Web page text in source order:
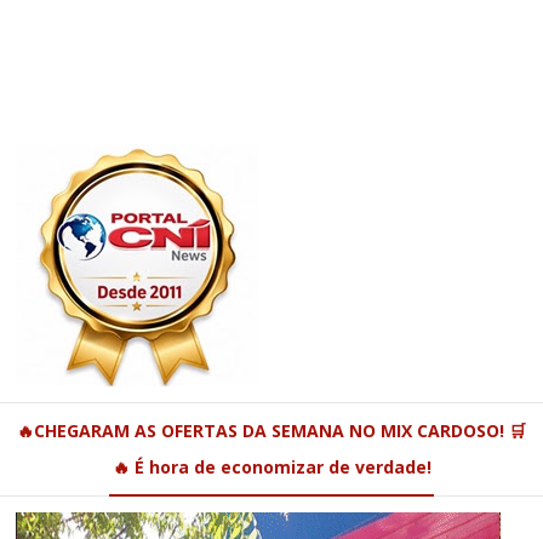
🔥CHEGARAM AS OFERTAS DA SEMANA NO MIX CARDOSO! 🛒
🔥 É hora de economizar de verdade!